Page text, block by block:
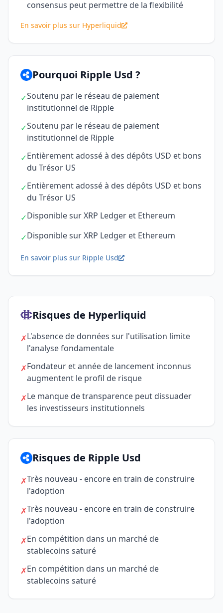
consensus peut permettre de la flexibilité
En savoir plus sur Hyperliquid
Pourquoi Ripple Usd ?
✓Soutenu par le réseau de paiement
institutionnel de Ripple
✓Soutenu par le réseau de paiement
institutionnel de Ripple
✓Entièrement adossé à des dépôts USD et bons
du Trésor US
✓Entièrement adossé à des dépôts USD et bons
du Trésor US
✓Disponible sur XRP Ledger et Ethereum
✓Disponible sur XRP Ledger et Ethereum
En savoir plus sur Ripple Usd
Risques de Hyperliquid
✗L'absence de données sur l'utilisation limite
l'analyse fondamentale
✗Fondateur et année de lancement inconnus
augmentent le profil de risque
✗Le manque de transparence peut dissuader
les investisseurs institutionnels
Risques de Ripple Usd
✗Très nouveau - encore en train de construire
l'adoption
✗Très nouveau - encore en train de construire
l'adoption
✗En compétition dans un marché de
stablecoins saturé
✗En compétition dans un marché de
stablecoins saturé